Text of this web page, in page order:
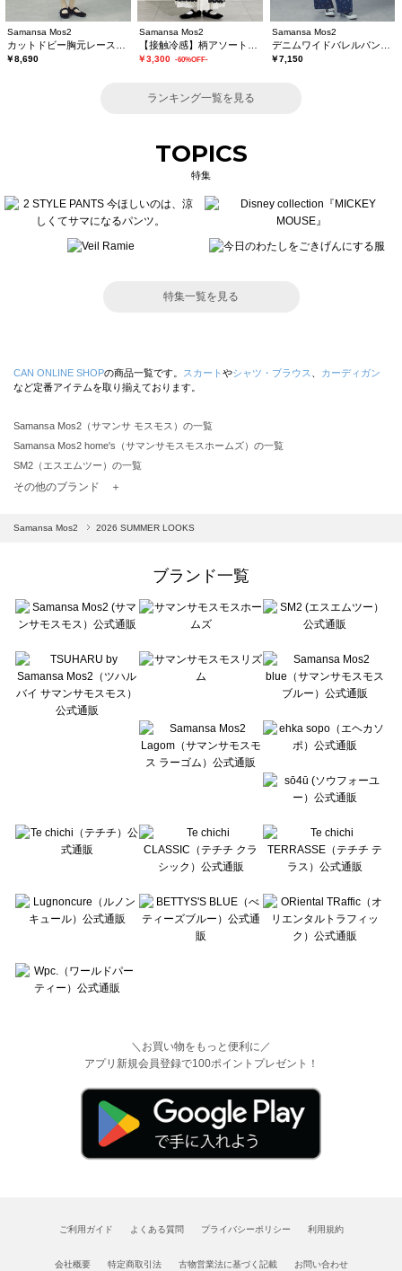
Samansa Mos2
￥8,690
Samansa Mos2
￥3,300 -60%OFF-
Samansa Mos2
￥7,150
ランキング一覧を見る
TOPICS
特集
特集一覧を見る
CAN ONLINE SHOPの商品一覧です。 スカート やシャツ・ブラウス
カーディガン
など定番アイテムを取り揃えております。
Samansa Mos2（サマンサ モスモス）の一覧
Samansa Mos2 home's（サマンサモスモスホームズ）の一覧
SM2（エスエムツー）の一覧
TSUHARU by Samansa Mos2（ツハルバイサマンサモスモス）の一覧
Samansa Mos2 blue（サマンサモスモス ブルー）の一覧
Te chichi（テチチ）の一覧
Te chichi CLASSIC（テチチ クラシック）の一覧
Lugnoncure（ルノンキュール）の一覧
BETTY'S BLUE（べティーズブルー）の一覧
Wpc.（ワールドパーティー）の一覧
その他のブランド ＋
Samansa Mos2 2026 SUMMER LOOKS
ブランド一覧
＼お買い物をもっと便利に／
アプリ新規会員登録で100ポイントプレゼント！
ご利用ガイド よくある質問 プライバシーポリシー 利用規約
会社概要 特定商取引法 古物営業法に基づく記載 お問い合わせ